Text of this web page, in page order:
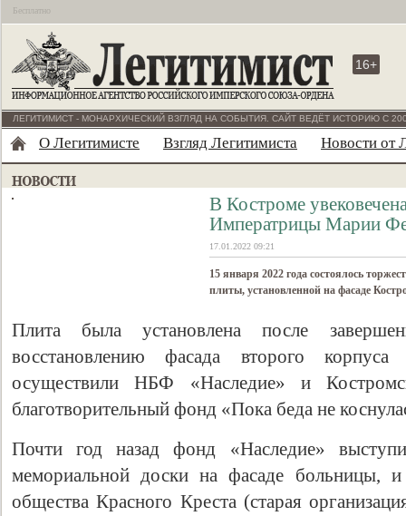
Бесплатно
16+
ЛЕГИТИМИСТ - МОНАРХИЧЕСКИЙ ВЗГЛЯД НА СОБЫТИЯ. САЙТ ВЕДЁТ ИСТОРИЮ С
О Легитимисте Взгляд Легитимиста Новости от
В Костроме
Императрицы Марии
17.01.2022 09:21
15 января 2022 года состоялось
плиты, установленной на фасаде
Плита была установлена после
восстановлению фасада второго
осуществили НБФ «Наследие» и
благотворительный фонд «Пока беда не
Почти год назад фонд «Наследие»
мемориальной доски на фасаде больницы,
общества Красного Креста (старая